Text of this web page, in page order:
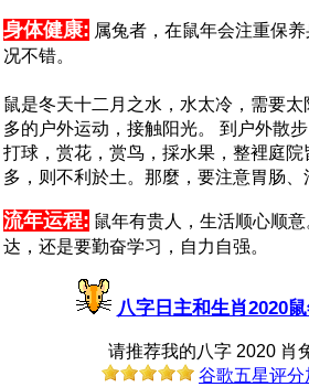
身体健康: 属兔者，在鼠年会注重保
况不错。
鼠是冬天十二月之水，水太冷，需要
多的户外运动，接触阳光。 到户外散
打球，赏花，赏鸟，採水果，整裡庭
多，则不利於土。那麼，要注意胃肠、
流年运程: 鼠年有贵人，生活顺心顺
达，还是要勤奋学习，自力自强。
八字日主和生肖2020
请推荐我的八字 2020 肖
谷歌五星评